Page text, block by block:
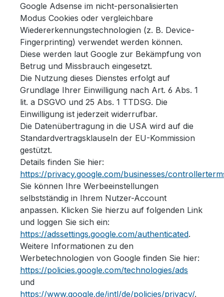
Google Adsense im nicht-personalisierten
Modus Cookies oder vergleichbare
Wiedererkennungstechnologien (z. B. Device-
Fingerprinting) verwendet werden können.
Diese werden laut Google zur Bekämpfung von
Betrug und Missbrauch eingesetzt.
Die Nutzung dieses Dienstes erfolgt auf
Grundlage Ihrer Einwilligung nach Art. 6 Abs. 1
lit. a DSGVO und 25 Abs. 1 TTDSG. Die
Einwilligung ist jederzeit widerrufbar.
Die Datenübertragung in die USA wird auf die
Standardvertragsklauseln der EU-Kommission
gestützt.
Details finden Sie hier:
https://privacy.google.com/businesses/
Sie können Ihre Werbeeinstellungen
selbstständig in Ihrem Nutzer-Account
anpassen. Klicken Sie hierzu auf folgenden Link
und loggen Sie sich ein:
https://adssettings.google.com/authenticated.
Weitere Informationen zu den
Werbetechnologien von Google finden Sie hier:
https://policies.google.com/technologies/ads
und
https://www.google.de/intl/de/policies/privacy/.